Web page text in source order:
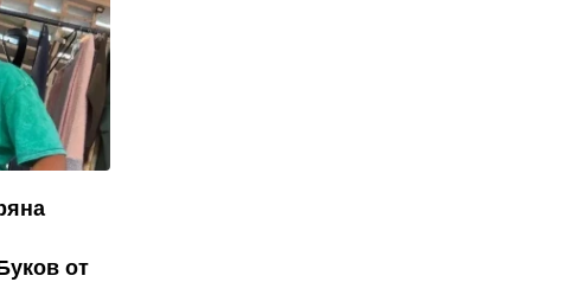
от